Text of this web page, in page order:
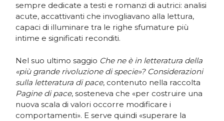
sempre dedicate a testi e romanzi di autrici: analisi
acute, accattivanti che invogliavano alla lettura,
capaci di illuminare tra le righe sfumature più
intime e significati reconditi.
Nel suo ultimo saggio Che ne è in letteratura della
«più grande rivoluzione di specie»? Considerazioni
sulla letteratura di pace, contenuto nella raccolta
Pagine di pace, sosteneva che «per costruire una
nuova scala di valori occorre modificare i
comportamenti». E serve quindi «superare la